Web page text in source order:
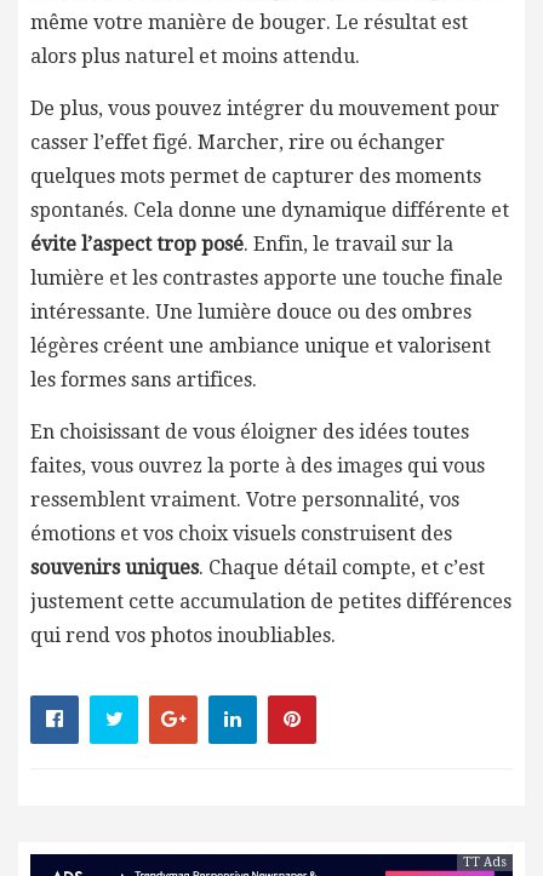
même votre manière de bouger. Le résultat est
alors plus naturel et moins attendu.
De plus, vous pouvez intégrer du mouvement pour
casser l’effet figé. Marcher, rire ou échanger
quelques mots permet de capturer des moments
spontanés. Cela donne une dynamique différente et
évite l’aspect trop posé. Enfin, le travail sur la
lumière et les contrastes apporte une touche finale
intéressante. Une lumière douce ou des ombres
légères créent une ambiance unique et valorisent
les formes sans artifices.
En choisissant de vous éloigner des idées toutes
faites, vous ouvrez la porte à des images qui vous
ressemblent vraiment. Votre personnalité, vos
émotions et vos choix visuels construisent des
souvenirs uniques. Chaque détail compte, et c’est
justement cette accumulation de petites différences
qui rend vos photos inoubliables.
TT Ads